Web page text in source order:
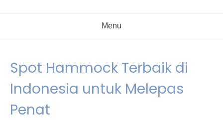
Menu
Spot Hammock Terbaik di
Indonesia untuk Melepas
Penat